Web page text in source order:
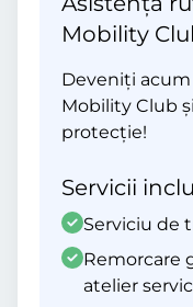
Mobility
Deveniți
Mobility Club
protecție!
Servicii
Serviciu de
Remorcare
atelier